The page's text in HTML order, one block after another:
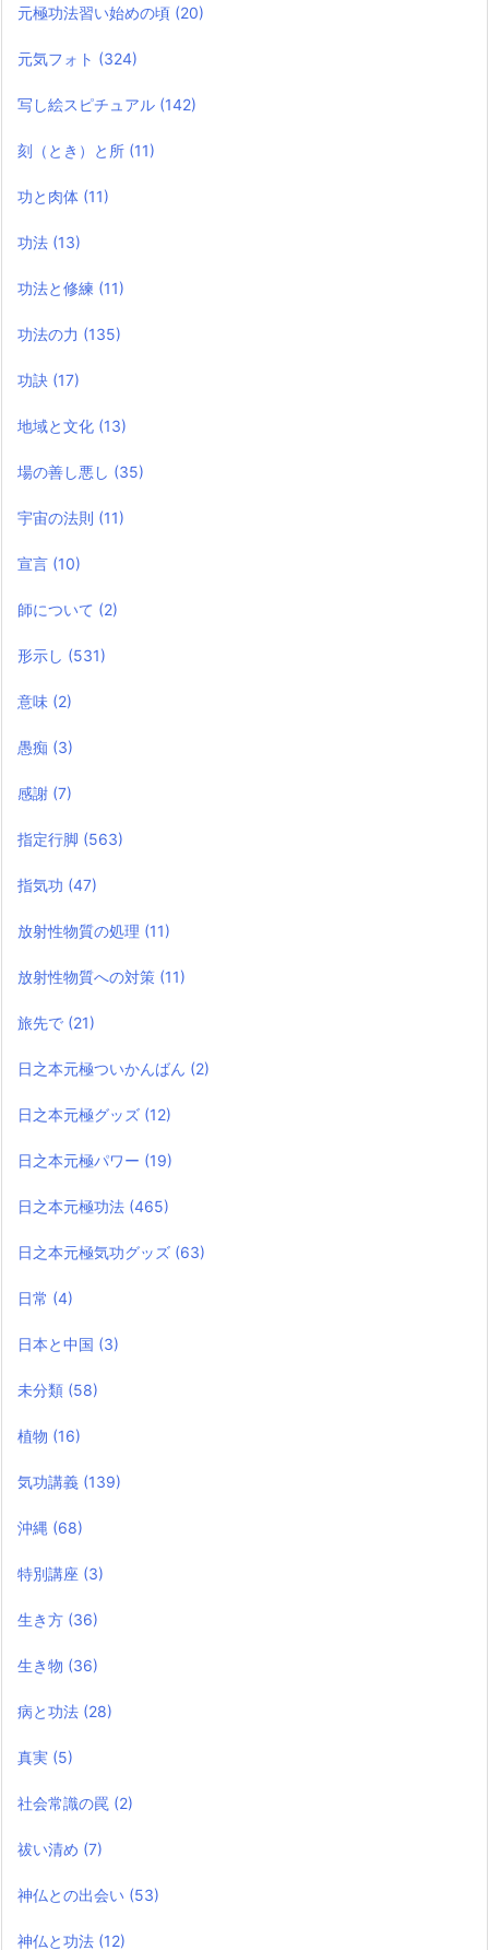
元極功法習い始めの頃 (20)
元気フォト (324)
写し絵スピチュアル (142)
刻（とき）と所 (11)
功と肉体 (11)
功法 (13)
功法と修練 (11)
功法の力 (135)
功訣 (17)
地域と文化 (13)
場の善し悪し (35)
宇宙の法則 (11)
宣言 (10)
師について (2)
形示し (531)
意味 (2)
愚痴 (3)
感謝 (7)
指定行脚 (563)
指気功 (47)
放射性物質の処理 (11)
放射性物質への対策 (11)
旅先で (21)
日之本元極ついかんばん (2)
日之本元極グッズ (12)
日之本元極パワー (19)
日之本元極功法 (465)
日之本元極気功グッズ (63)
日常 (4)
日本と中国 (3)
未分類 (58)
植物 (16)
気功講義 (139)
沖縄 (68)
特別講座 (3)
生き方 (36)
生き物 (36)
病と功法 (28)
真実 (5)
社会常識の罠 (2)
祓い清め (7)
神仏との出会い (53)
神仏と功法 (12)